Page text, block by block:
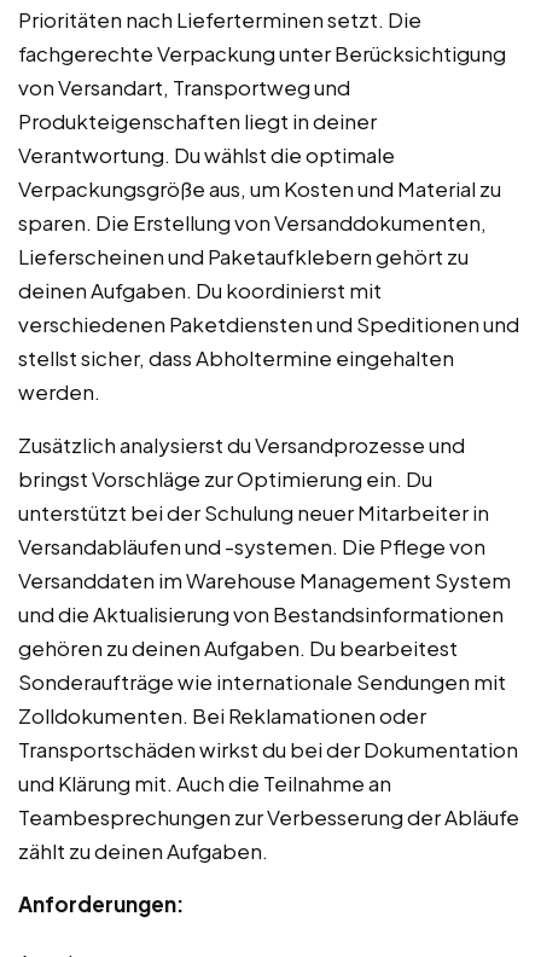
Prioritäten nach Lieferterminen setzt. Die
fachgerechte Verpackung unter Berücksichtigung
von Versandart, Transportweg und
Produkteigenschaften liegt in deiner
Verantwortung. Du wählst die optimale
Verpackungsgröße aus, um Kosten und Material zu
sparen. Die Erstellung von Versanddokumenten,
Lieferscheinen und Paketaufklebern gehört zu
deinen Aufgaben. Du koordinierst mit
verschiedenen Paketdiensten und Speditionen und
stellst sicher, dass Abholtermine eingehalten
werden.
Zusätzlich analysierst du Versandprozesse und
bringst Vorschläge zur Optimierung ein. Du
unterstützt bei der Schulung neuer Mitarbeiter in
Versandabläufen und -systemen. Die Pflege von
Versanddaten im Warehouse Management System
und die Aktualisierung von Bestandsinformationen
gehören zu deinen Aufgaben. Du bearbeitest
Sonderaufträge wie internationale Sendungen mit
Zolldokumenten. Bei Reklamationen oder
Transportschäden wirkst du bei der Dokumentation
und Klärung mit. Auch die Teilnahme an
Teambesprechungen zur Verbesserung der Abläufe
zählt zu deinen Aufgaben.
Anforderungen: